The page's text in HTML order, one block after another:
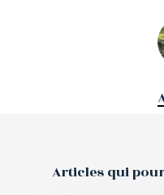
Articles qui